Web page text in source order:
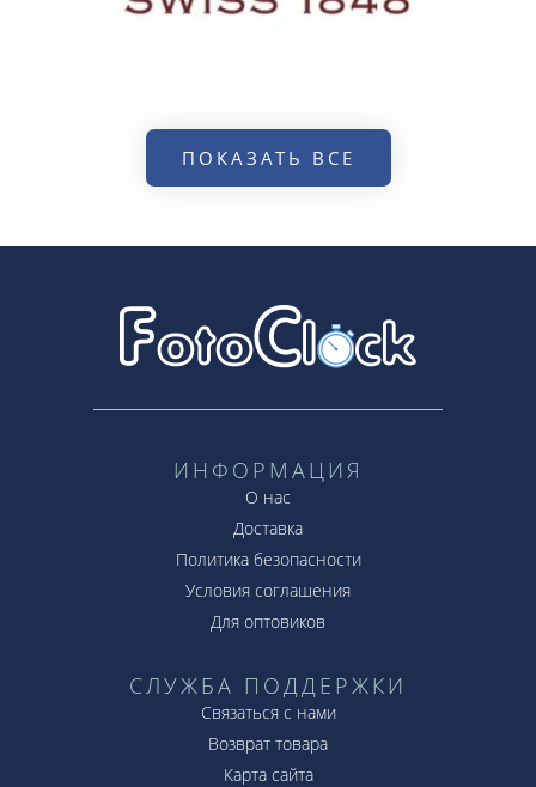
ПОКАЗАТЬ ВСЕ
ИНФОРМАЦИЯ
О нас
Доставка
Политика безопасности
Условия соглашения
Для оптовиков
СЛУЖБА ПОДДЕРЖКИ
Связаться с нами
Возврат товара
Карта сайта